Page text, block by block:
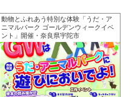
動物とふれあう特別な体験「うだ・ア
ニマルパーク ゴールデンウィークイベ
ント」開催・奈良県宇陀市